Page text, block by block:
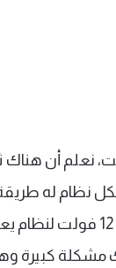
الكهربائية
كبيرة وهو